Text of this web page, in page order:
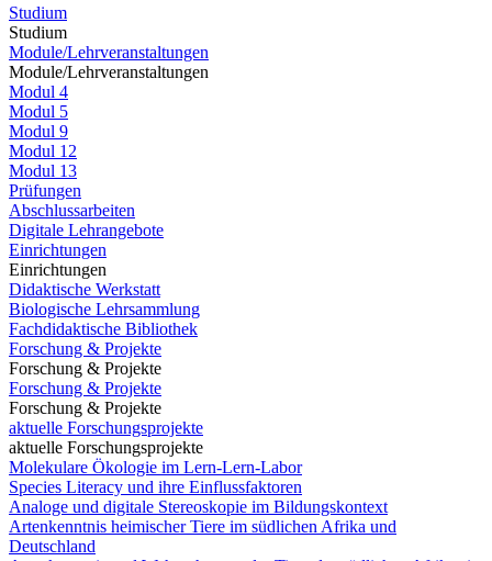
Studium
Studium
Module/Lehrveranstaltungen
Module/Lehrveranstaltungen
Modul 4
Modul 5
Modul 9
Modul 12
Modul 13
Prüfungen
Abschlussarbeiten
Digitale Lehrangebote
Einrichtungen
Einrichtungen
Didaktische Werkstatt
Biologische Lehrsammlung
Fachdidaktische Bibliothek
Forschung & Projekte
Forschung & Projekte
Forschung & Projekte
Forschung & Projekte
aktuelle Forschungsprojekte
aktuelle Forschungsprojekte
Molekulare Ökologie im Lern-Lern-Labor
Species Literacy und ihre Einflussfaktoren
Analoge und digitale Stereoskopie im Bildungskontext
Artenkenntnis heimischer Tiere im südlichen Afrika und
Deutschland